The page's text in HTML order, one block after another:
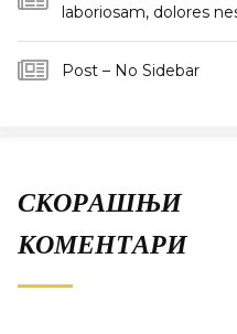
laboriosam, dolores
Post – No Sidebar
СКОРАШЊИ
КОМЕНТАРИ